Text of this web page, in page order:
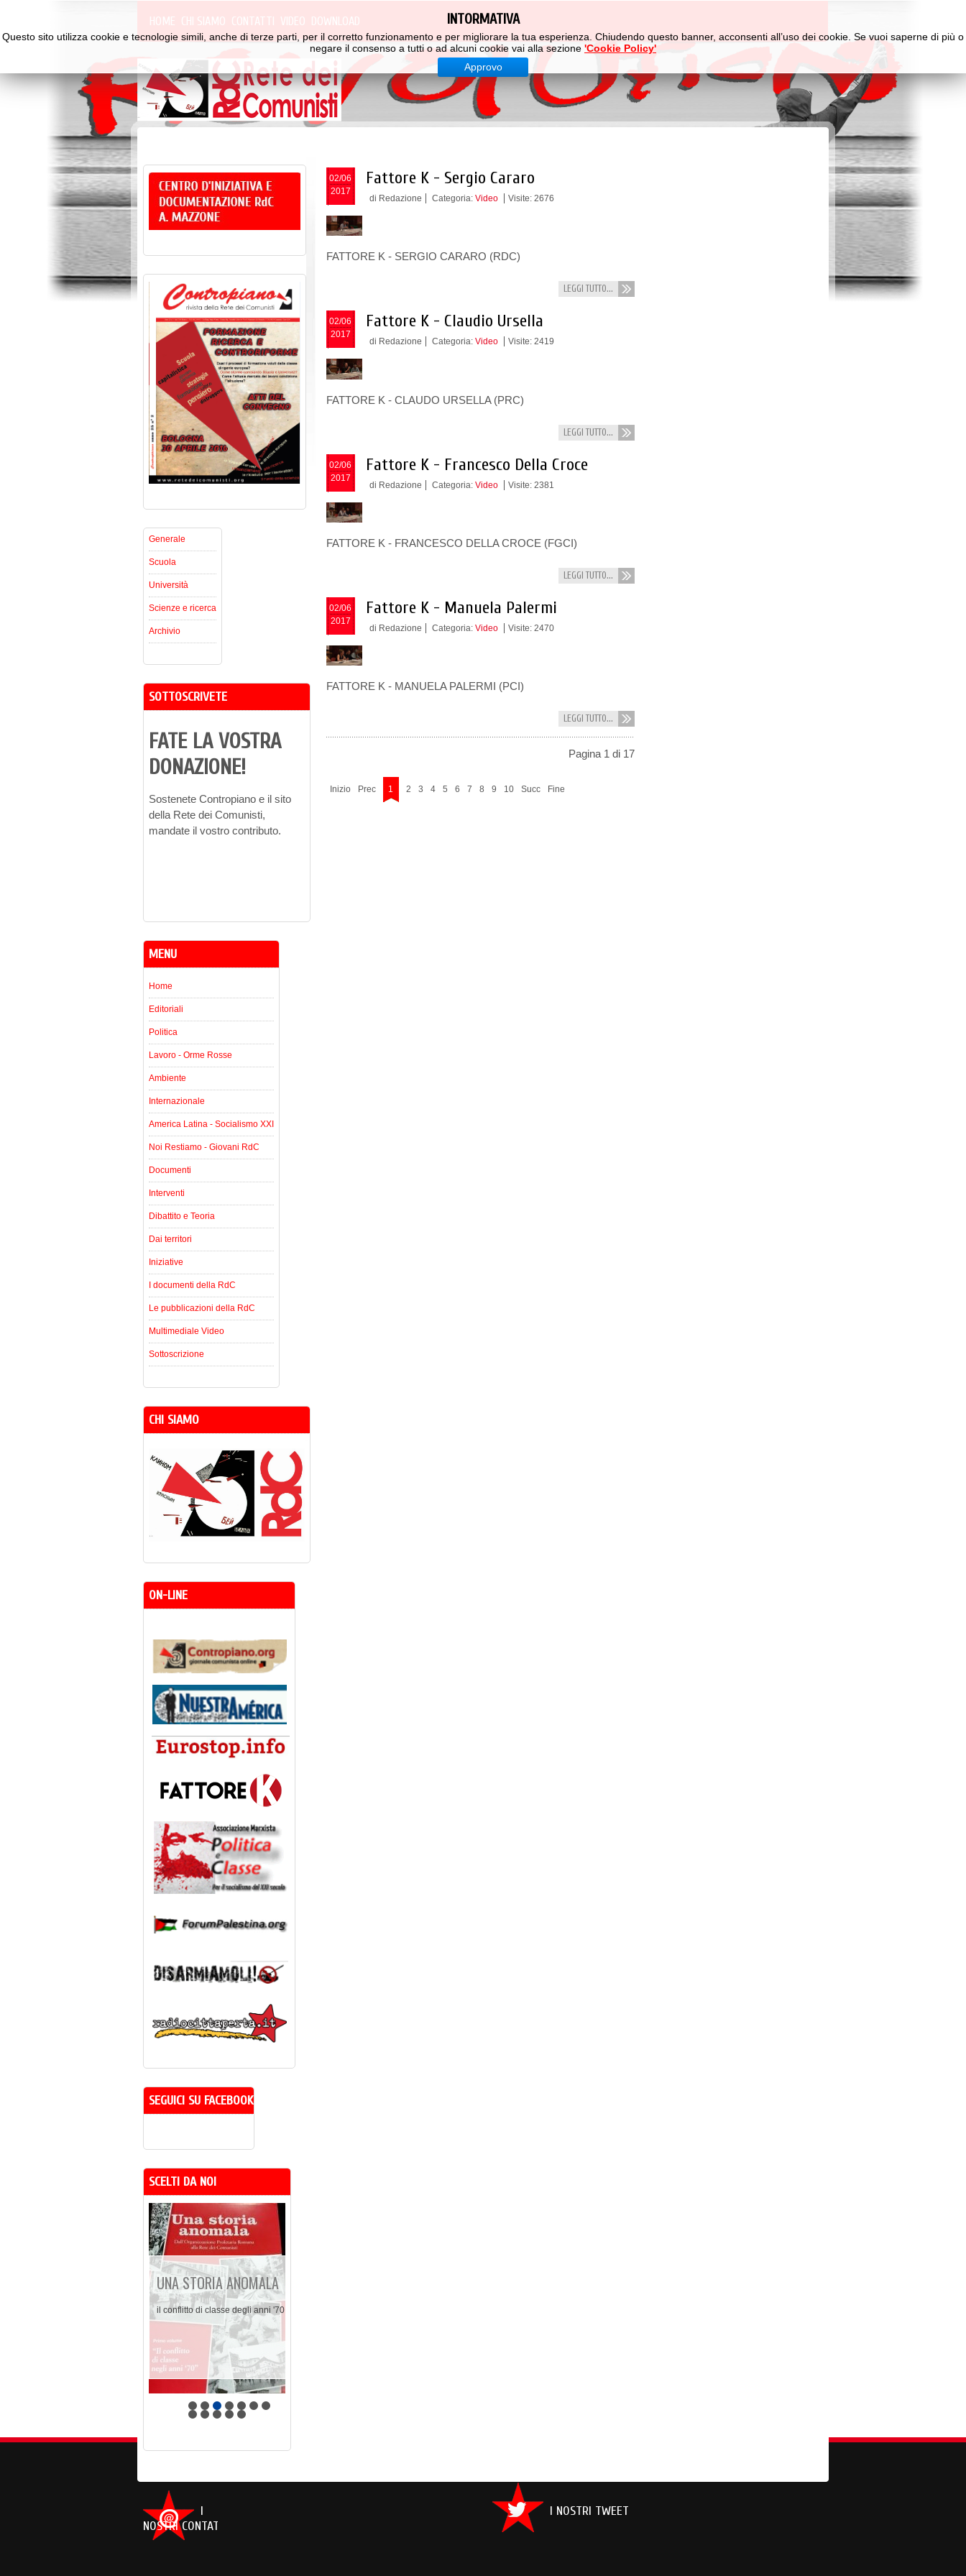
HOME CHI SIAMO CONTATTI VIDEO DOWNLOAD INTORMATIVA
Questo sito utilizza cookie e tecnologie simili, anche di terze parti, per il corretto funzionamento e per migliorare la tua esperienza. Chiudendo questo banner, acconsenti all’uso dei cookie. Se vuoi saperne di più o
negare il consenso a tutti o ad alcuni cookie vai alla sezione 'Cookie Policy'
Approvo
02/06
2017
Fattore K - Sergio Cararo
di Redazione Categoria: Video Visite: 2676
FATTORE K - SERGIO CARARO (RDC)
LEGGI TUTTO...
02/06
2017
Fattore K - Claudio Ursella
di Redazione Categoria: Video Visite: 2419
FATTORE K - CLAUDO URSELLA (PRC)
LEGGI TUTTO...
02/06
2017
Fattore K - Francesco Della Croce
di Redazione Categoria: Video Visite: 2381
FATTORE K - FRANCESCO DELLA CROCE (FGCI)
LEGGI TUTTO...
02/06
2017
Fattore K - Manuela Palermi
di Redazione Categoria: Video Visite: 2470
FATTORE K - MANUELA PALERMI (PCI)
LEGGI TUTTO...
Pagina 1 di 17
Inizio Prec 1 2 3 4 5 6 7 8 9 10 Succ Fine
Generale
Scuola
Università
Scienze e ricerca
Archivio
SOTTOSCRIVETE
FATE LA VOSTRA
DONAZIONE!
Sostenete Contropiano e il sito
della Rete dei Comunisti,
mandate il vostro contributo.
MENU
Home
Editoriali
Politica
Lavoro - Orme Rosse
Ambiente
Internazionale
America Latina - Socialismo XXI
Noi Restiamo - Giovani RdC
Documenti
Interventi
Dibattito e Teoria
Dai territori
Iniziative
I documenti della RdC
Le pubblicazioni della RdC
Multimediale Video
Sottoscrizione
CHI SIAMO
ON-LINE
SEGUICI SU FACEBOOK
SCELTI DA NOI
UNA STORIA ANOMALA
il conflitto di classe degli anni '70
I
NOSTRI CONTATTI
I NOSTRI TWEET